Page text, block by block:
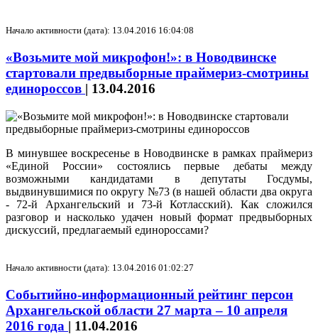
Начало активности (дата): 13.04.2016 16:04:08
«Возьмите мой микрофон!»: в Новодвинске
стартовали предвыборные праймериз-смотрины
единороссов | 13.04.2016
В минувшее воскресенье в Новодвинске в рамках праймериз
«Единой России» состоялись первые дебаты между
возможными кандидатами в депутаты Госдумы,
выдвинувшимися по округу №73 (в нашей области два округа
- 72-й Архангельский и 73-й Котласский). Как сложился
разговор и насколько удачен новый формат предвыборных
дискуссий, предлагаемый единороссами?
Начало активности (дата): 13.04.2016 01:02:27
Событийно-информационный рейтинг персон
Архангельской области 27 марта – 10 апреля
2016 года | 11.04.2016